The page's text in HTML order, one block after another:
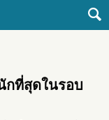
กที่สุดในรอบ